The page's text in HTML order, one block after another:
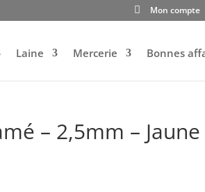
Mon compte
Laine Mercerie Bonnes
– 2,5mm – Jaune